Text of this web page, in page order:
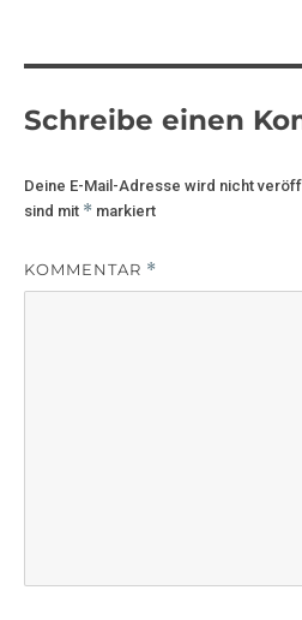
Schreibe einen
Deine E-Mail-Adresse wird nicht
sind mit * markiert
KOMMENTAR *